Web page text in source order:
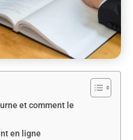
et comment le
en ligne